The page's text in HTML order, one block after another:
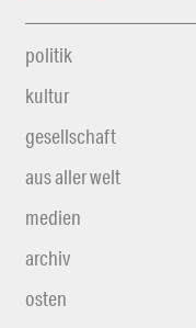
politik
kultur
gesellschaft
aus aller welt
medien
archiv
osten